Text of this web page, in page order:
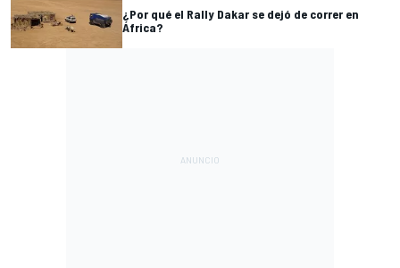
¿Por qué el Rally Dakar se dejó de correr en
África?